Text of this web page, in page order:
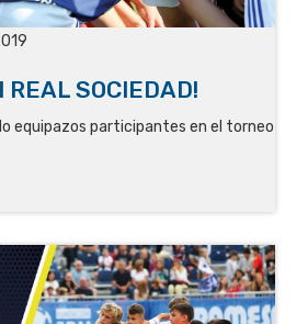
REAL SOCIEDAD!
equipazos participantes en el torneo